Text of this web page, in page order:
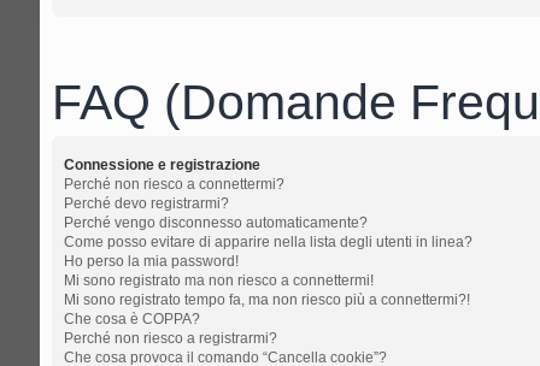
FAQ (Domande
Connessione e registrazione
Perché non riesco a connettermi?
Perché devo registrarmi?
Perché vengo disconnesso automaticamente?
Come posso evitare di apparire nella lista degli utenti in linea?
Ho perso la mia password!
Mi sono registrato ma non riesco a connettermi!
Mi sono registrato tempo fa, ma non riesco più a connettermi?!
Che cosa è COPPA?
Perché non riesco a registrarmi?
Che cosa provoca il comando “Cancella cookie”?